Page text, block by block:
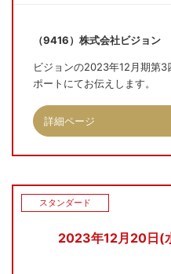
（9416）株式会社ビジョン
ビジョンの2023年12月期第
ポートにてお伝えします。
詳細ページ
2023年12月20日(
スタンダード